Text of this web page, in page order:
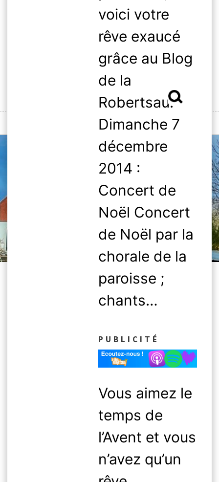
voici votre
rêve exaucé
grâce au Blog
de la
Robertsau.
Dimanche 7
décembre
2014 :
Concert de
Noël Concert
de Noël par la
chorale de la
paroisse ;
chants…
PUBLICITÉ
Vous aimez le
temps de
l’Avent et vous
n’avez qu’un